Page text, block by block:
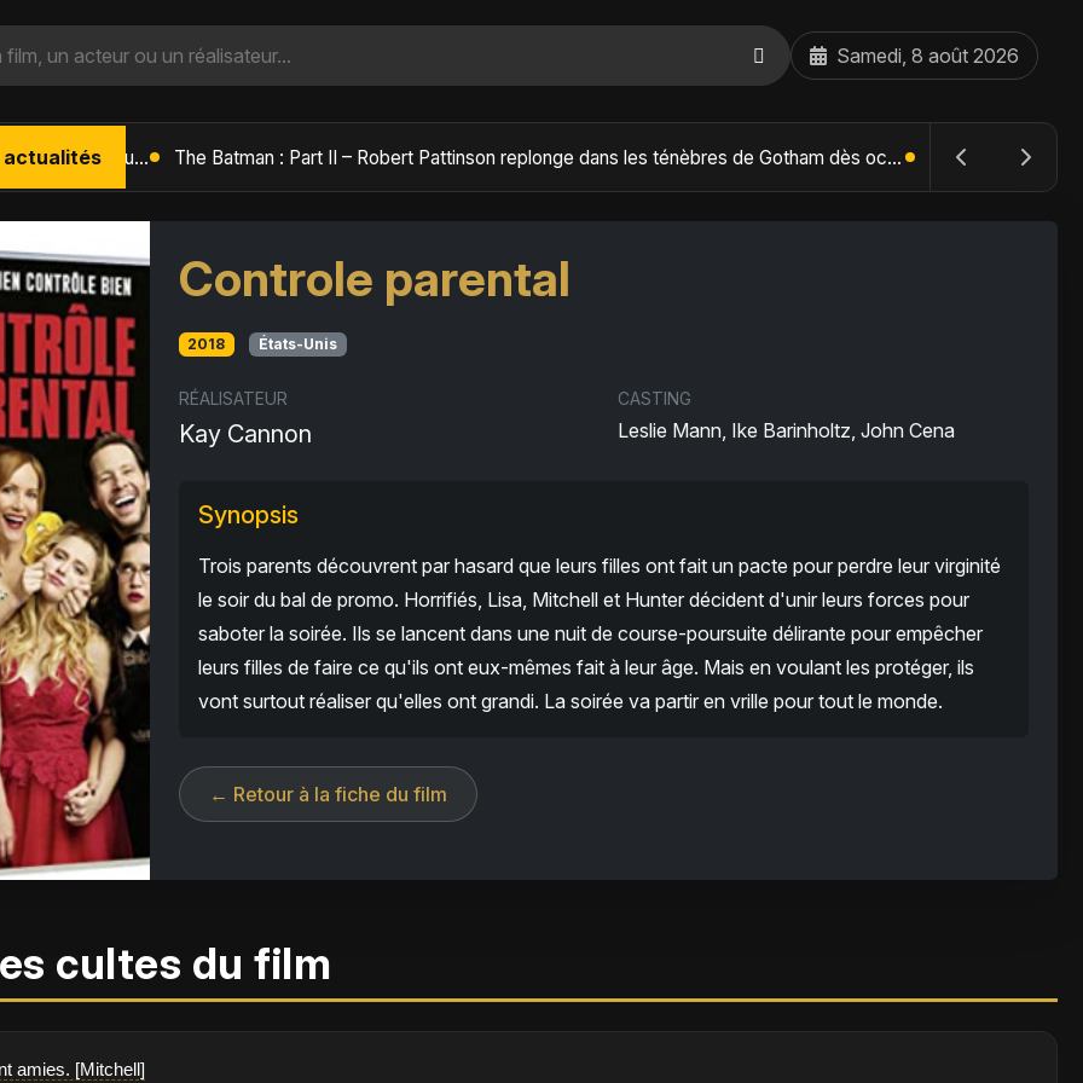
Samedi, 8 août 2026
actualités L'Âge de Glace : Le Réveil du Volcan – Manny, Sid et Diego de retour pour une aventure explosive The Batman : Part II – Robert Pattinson replonge dans les ténèbres de Gotham dès octobre 2027
Controle parental
2018 États-Unis
RÉALISATEUR
Kay Cannon
CASTING
Leslie Mann, Ike Barinholtz, John Cena
Synopsis
Trois parents découvrent par hasard que leurs filles ont fait un pacte pour perdre leur virginité
le soir du bal de promo. Horrifiés, Lisa, Mitchell et Hunter décident d'unir leurs forces pour
saboter la soirée. Ils se lancent dans une nuit de course-poursuite délirante pour empêcher
leurs filles de faire ce qu'ils ont eux-mêmes fait à leur âge. Mais en voulant les protéger, ils
vont surtout réaliser qu'elles ont grandi. La soirée va partir en vrille pour tout le monde.
← Retour à la fiche du film
cultes du film
amies. [Mitchell]